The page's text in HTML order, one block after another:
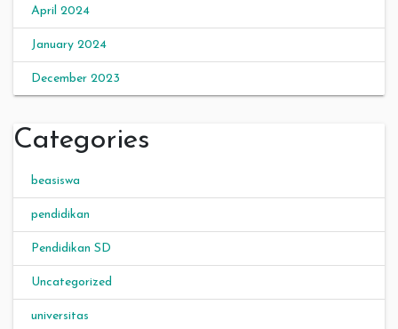
April 2024
January 2024
December 2023
Categories
beasiswa
pendidikan
Pendidikan SD
Uncategorized
universitas